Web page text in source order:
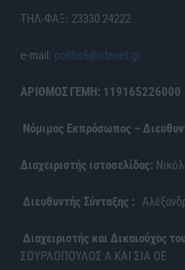
ΤΗΛ-ΦΑΞ: 23330 24222
e-mail: politis6@otenet.gr
ΑΡΙΘΜΟΣ ΓΕΜΗ: 119165226000
Νόμιμος Εκπρόσωπος –
Διαχειριστής ιστοσελίδας:
Διευθυντής Σύνταξης :
Διαχειριστής και Δικαιούχος
ΣΟΥΡΛΟΠΟΥΛΟΣ Α ΚΑΙ ΣΙΑ ΟΕ